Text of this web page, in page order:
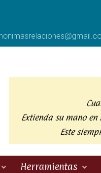
Extienda su mano en
Este
Herramientas